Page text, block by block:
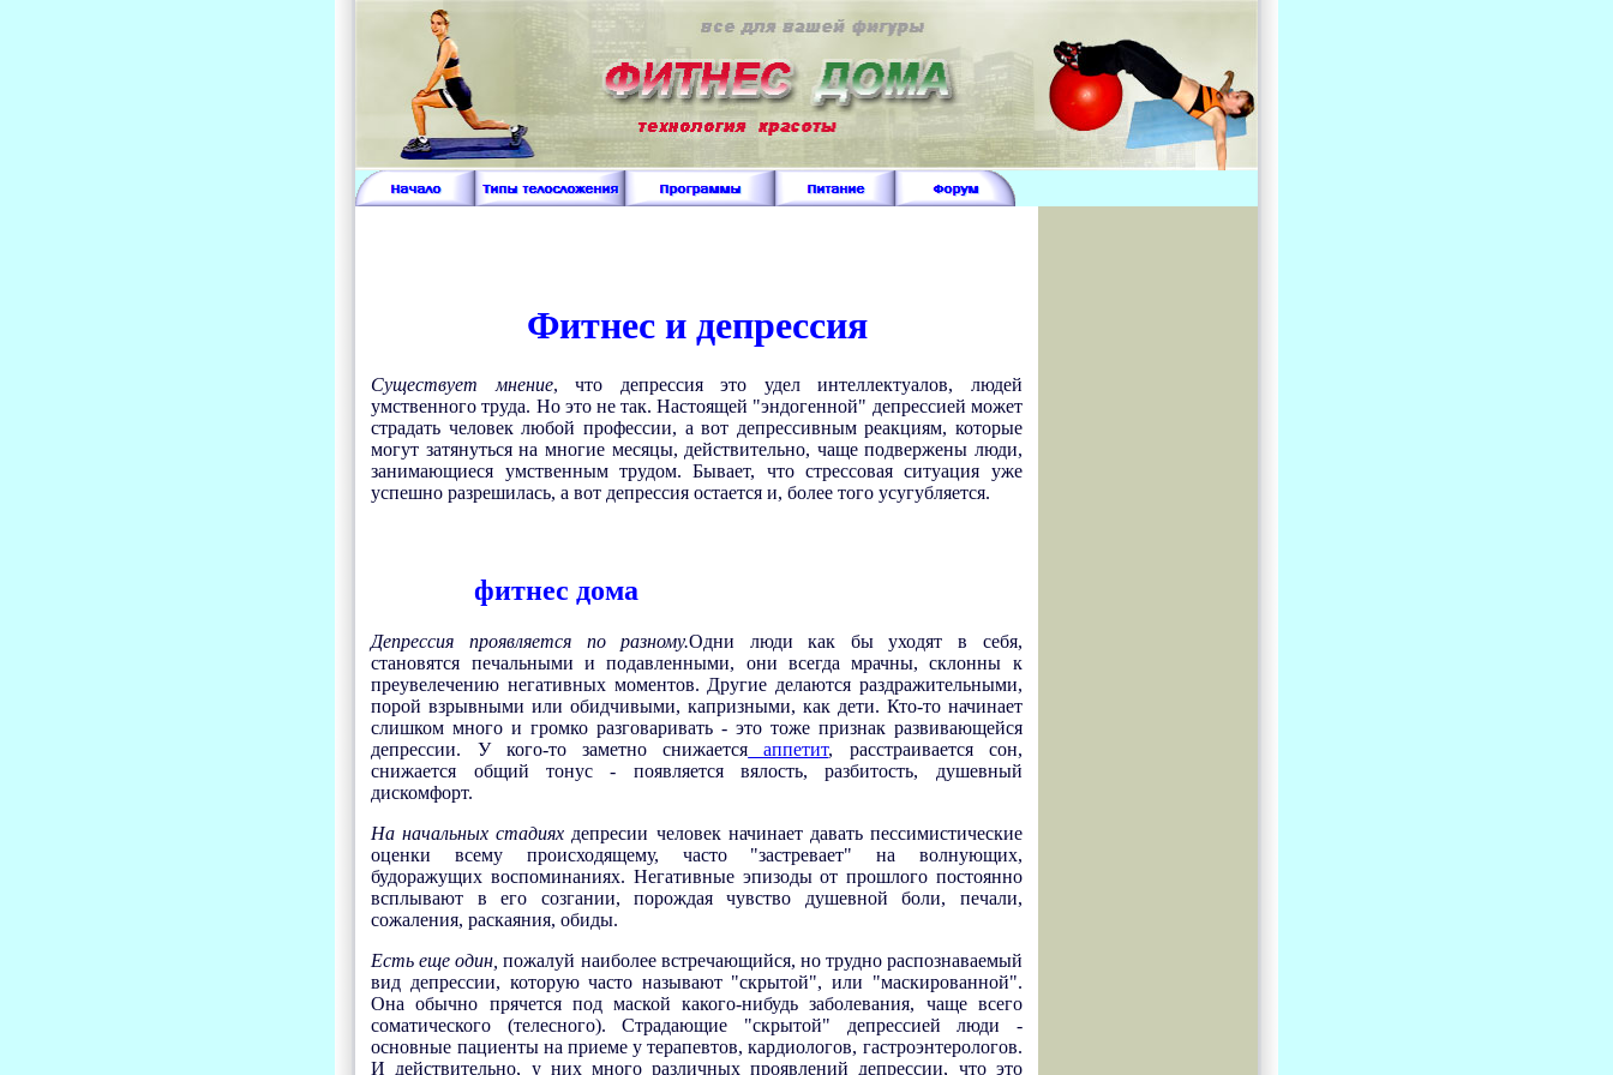
Фитнес и депрессия
Существует мнение, что депрессия это удел интеллектуалов, людей
умственного труда. Но это не так. Настоящей "эндогенной" депрессией может
страдать человек любой профессии, а вот депрессивным реакциям, которые
могут затянуться на многие месяцы, действительно, чаще подвержены люди,
занимающиеся умственным трудом. Бывает, что стрессовая ситуация уже
успешно разрешилась, а вот депрессия остается и, более того усугубляется.
фитнес дома
Депрессия проявляется по разному.Одни люди как бы уходят в себя,
становятся печальными и подавленными, они всегда мрачны, склонны к
преувелечению негативных моментов. Другие делаются раздражительными,
порой взрывными или обидчивыми, капризными, как дети. Кто-то начинает
слишком много и громко разговаривать - это тоже признак развивающейся
депрессии. У кого-то заметно снижается аппетит, расстраивается сон,
снижается общий тонус - появляется вялость, разбитость, душевный
дискомфорт.
На начальных стадиях депресии человек начинает давать пессимистические
оценки всему происходящему, часто "застревает" на волнующих,
будоражущих воспоминаниях. Негативные эпизоды от прошлого постоянно
всплывают в его созгании, порождая чувство душевной боли, печали,
сожаления, раскаяния, обиды.
Есть еще один, пожалуй наиболее встречающийся, но трудно распознаваемый
вид депрессии, которую часто называют "скрытой", или "маскированной".
Она обычно прячется под маской какого-нибудь заболевания, чаще всего
соматического (телесного). Страдающие "скрытой" депрессией люди -
основные пациенты на приеме у терапевтов, кардиологов, гастроэнтерологов.
И действительно, у них много различных проявлений депрессии, что это